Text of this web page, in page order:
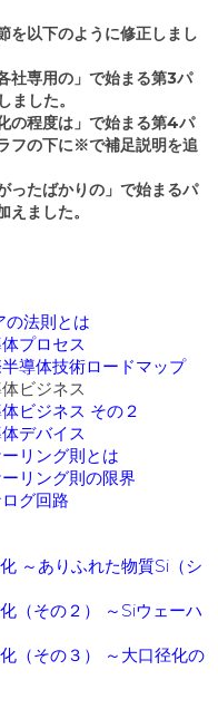
を以下のように修正しまし
社専用の」で始まる第3パ
した。
の程度は」で始まる第4パ
フの下に※で補足説明を追
ったばかりの」で始まるパ
ました。
の法則とは
プロセス
導体技術ロードマップ
ビジネス
ビジネス その２
デバイス
リング則とは
リング則の限界
グ回路
～ありふれた物質Si（シ
（その２） ～Siウェーハ
（その３） ～大口径化の